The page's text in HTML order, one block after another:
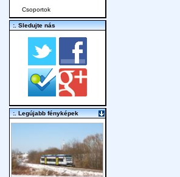
Csoportok
:. Sledujte nás
:. Legújabb fényképek